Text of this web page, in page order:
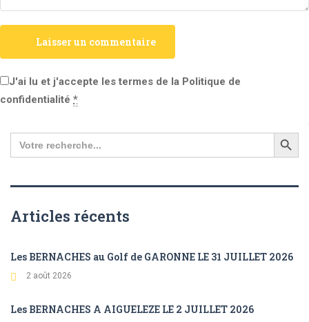
Laisser un commentaire
J'ai lu et j'accepte les termes de la Politique de
confidentialité *
Search
for:
Articles récents
Les BERNACHES au Golf de GARONNE LE 31 JUILLET 2026
2 août 2026
Les BERNACHES A AIGUELEZE LE 2 JUILLET 2026